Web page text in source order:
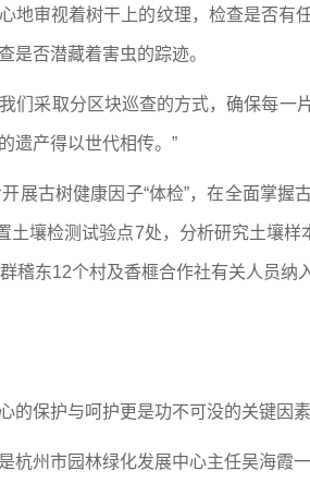
地审视着树干上的纹理，检查是否
是否潜藏着害虫的踪迹。
们采取分区块巡查的方式，确保每
遗产得以世代相传。”
古树健康因子“体检”，在全面掌握
壤检测试验点7处，分析研究土壤
稽东12个村及香榧合作社有关人员纳
保护与呵护更是功不可没的关键因素
州市园林绿化发展中心主任吴海霞一